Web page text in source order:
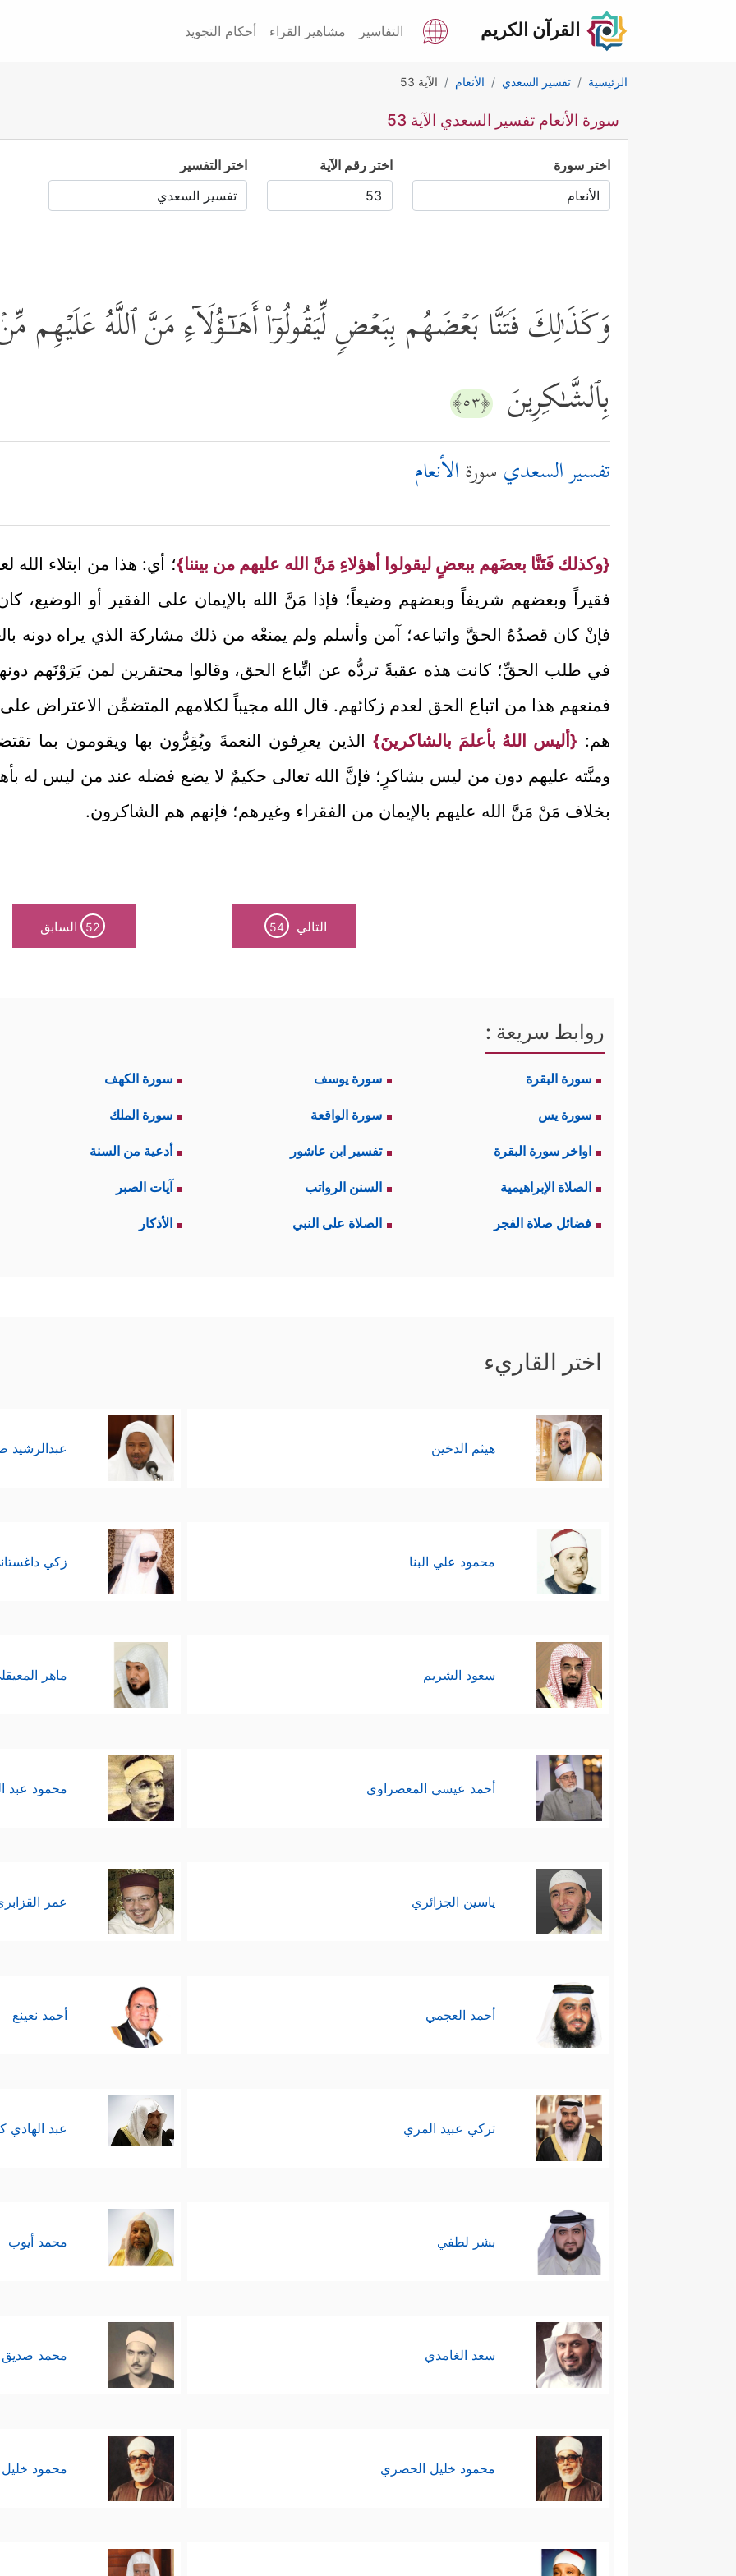
القرآن الكريم التفاسير مشاهير القراء أحكام التجويد
الرئيسية تفسير السعدي الأنعام الآية 53
سورة الأنعام تفسير السعدي الآية 53
اختر سورة اختر رقم الآية اختر التفسير
وَكَذَ ٰ⁠لِكَ فَتَنَّا بَعۡضَهُم بِبَعۡضࣲ لِّیَقُولُوۤاْ أَهَـٰۤـؤُلَاۤءِ مَنَّ ٱللَّهُ عَلَیۡهِم مِّنۢ
بِٱلشَّـٰكِرِینَ ﴿٥٣﴾
تفسير السعدي سورةالأنعام
{وكذلك فَتَنَّا بعضَهم ببعضٍ ليقولوا أهؤلاءِ مَنَّ الله عليهم من بيننا}؛ أي: هذا من ابتلاء
فقيراً وبعضهم شريفاً وبعضهم وضيعاً؛ فإذا مَنَّ الله بالإيمان على الفقير أو
فإنْ كان قصدُهُ الحقَّ واتباعه؛ آمن وأسلم ولم يمنعْه من ذلك مشاركة الذي يراه دونه
في طلب الحقِّ؛ كانت هذه عقبةً تردُّه عن اتِّباع الحق، وقالوا محتقرين لمن يَرَوْنَهم
فمنعهم هذا من اتباع الحق لعدم زكائهم. قال الله مجيباً لكلامهم المتضمِّن الاعتراض
هم: {أليس اللهُ بأعلمَ بالشاكرينَ} الذين يعرِفون النعمةَ ويُقِرُّون بها ويقومون بما
ومنَّته عليهم دون من ليس بشاكرٍ؛ فإنَّ الله تعالى حكيمٌ لا يضع فضله عند من ليس له
بخلاف مَنْ مَنَّ الله عليهم بالإيمان من الفقراء وغيرهم؛ فإنهم هم الشاكرون.
التالي 54
52 السابق
روابط سريعة :
سورة البقرة سورة يوسف سورة الكهف
سورة يس سورة الواقعة سورة الملك
اواخر سورة البقرة تفسير ابن عاشور أدعية من السنة
الصلاة الإبراهيمية السنن الرواتب آيات الصبر
فضائل صلاة الفجر الصلاة على النبي الأذكار
اختر القاريء
هيثم الدخين عبدالرشيد
محمود علي البنا زكي
سعود الشريم ماهر
أحمد عيسي المعصراوي محمود عبد
ياسين الجزائري عمر
أحمد العجمي أحمد نعينع
تركي عبيد المري عبد الهادي
بشر لطفي محمد أيوب
سعد الغامدي محمد صديق
محمود خليل الحصري محمود